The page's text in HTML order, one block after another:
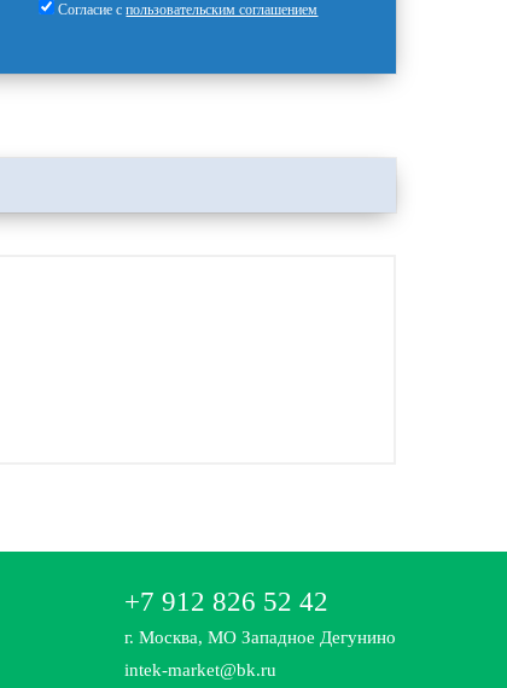
Согласие спользовательским соглашением
+7 912 826 52 42
г. Москва, МО Западное Дегунино
intek-market@bk.ru